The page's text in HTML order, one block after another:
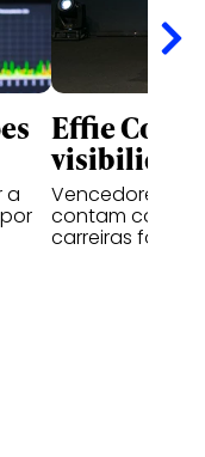
a
Effie
Vencedores
contam como
carreiras fora